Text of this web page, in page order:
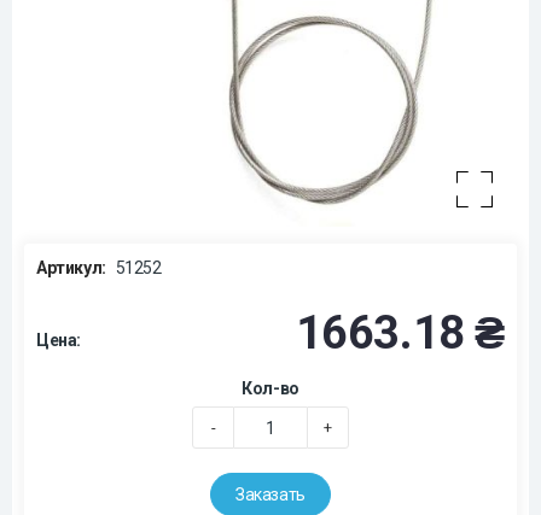
Артикул: 51252
Цена: 1663.18 ₴
Кол-во
- +
Заказать